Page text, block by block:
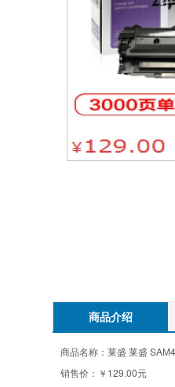
商品介绍
商品名称： 莱盛 莱盛
销售价： ￥129.00元